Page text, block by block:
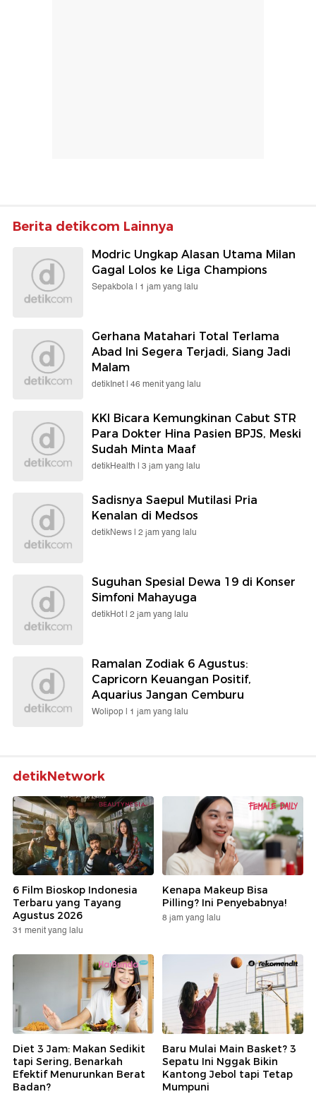
Berita detikcom Lainnya
Modric Ungkap Alasan Utama Milan
Gagal Lolos ke Liga Champions
Sepakbola | 1 jam yang lalu
Gerhana Matahari Total Terlama
Abad Ini Segera Terjadi, Siang Jadi
Malam
detikInet | 46 menit yang lalu
KKI Bicara Kemungkinan Cabut STR
Para Dokter Hina Pasien BPJS, Meski
Sudah Minta Maaf
detikHealth | 3 jam yang lalu
Sadisnya Saepul Mutilasi Pria
Kenalan di Medsos
detikNews | 2 jam yang lalu
Suguhan Spesial Dewa 19 di Konser
Simfoni Mahayuga
detikHot | 2 jam yang lalu
Ramalan Zodiak 6 Agustus:
Capricorn Keuangan Positif,
Aquarius Jangan Cemburu
Wolipop | 1 jam yang lalu
detikNetwork
6 Film Bioskop Indonesia
Terbaru yang Tayang
Agustus 2026
31 menit yang lalu
Kenapa Makeup Bisa
Pilling? Ini Penyebabnya!
8 jam yang lalu
Diet 3 Jam: Makan Sedikit
tapi Sering, Benarkah
Efektif Menurunkan Berat
Badan?
Baru Mulai Main Basket? 3
Sepatu Ini Nggak Bikin
Kantong Jebol tapi Tetap
Mumpuni